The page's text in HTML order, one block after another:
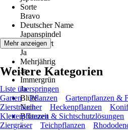
Sorte
Bravo
Deutscher Name
Japanspindel
Winterhart
Ja
Mehrjährig
Ja
Immergrün
Ja
Blüte
Nein
Blütezeit
-
Mehr anzeigen
Weitere Kategorien
Liste überspringen
Garten
Pflanzen
Gartenpflanzen &
Ziersträucher
Heckenpflanzen
Kletterpflanzen & Sichtschutzlösungen
Ziergräser
Teichpflanzen